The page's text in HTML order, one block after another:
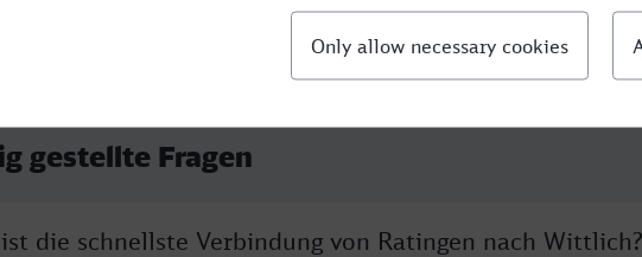
gestellte Fragen
ist die schnellste Verbindung von Ratingen nach Wittlich?